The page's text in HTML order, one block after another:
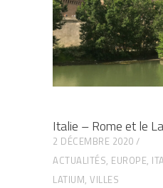
Italie – Rome et le
2 DÉCEMBRE 2020
ACTUALITÉS, EUROPE,
LATIUM, VILLES